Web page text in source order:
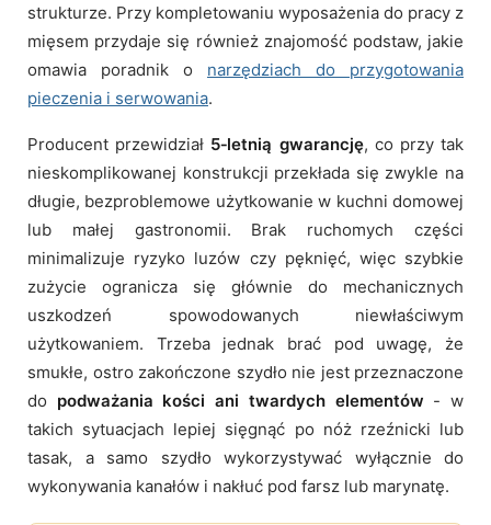
strukturze. Przy kompletowaniu wyposażenia do pracy z
mięsem przydaje się również znajomość podstaw, jakie
omawia poradnik o narzędziach do przygotowania
pieczenia i serwowania.
Producent przewidział 5‑letnią gwarancję, co przy tak
nieskomplikowanej konstrukcji przekłada się zwykle na
długie, bezproblemowe użytkowanie w kuchni domowej
lub małej gastronomii. Brak ruchomych części
minimalizuje ryzyko luzów czy pęknięć, więc szybkie
zużycie ogranicza się głównie do mechanicznych
uszkodzeń spowodowanych niewłaściwym
użytkowaniem. Trzeba jednak brać pod uwagę, że
smukłe, ostro zakończone szydło nie jest przeznaczone
do podważania kości ani twardych elementów - w
takich sytuacjach lepiej sięgnąć po nóż rzeźnicki lub
tasak, a samo szydło wykorzystywać wyłącznie do
wykonywania kanałów i nakłuć pod farsz lub marynatę.